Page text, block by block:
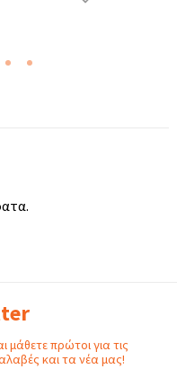
πρώτοι για τις
και τα νέα μας!